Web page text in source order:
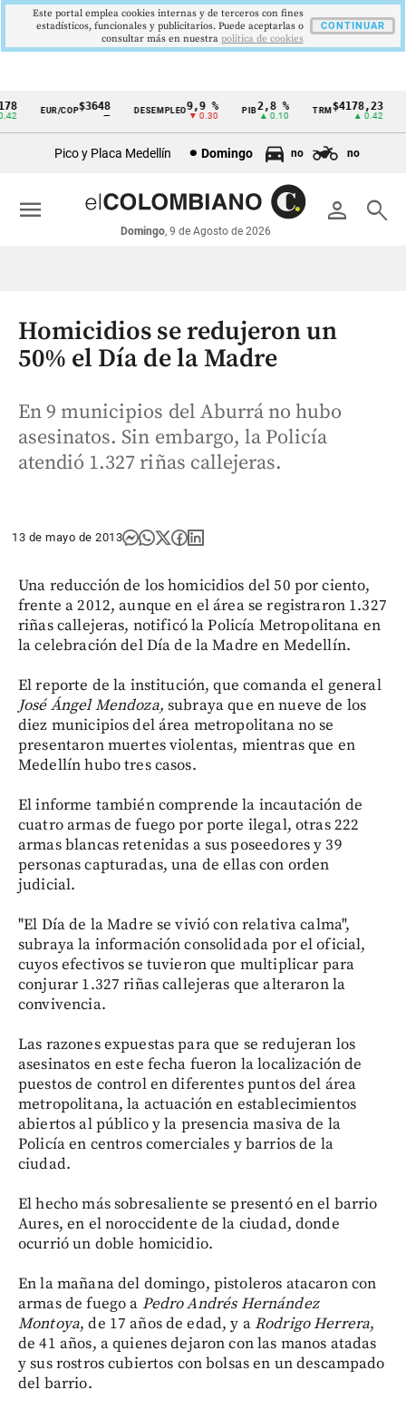
Cintillo
económicos
Colombia
EUR/COP$3648 DESEMPLEO 9,9 %
▼ 0.30
PIB2,8 %
▲ 0.10
TRM$4178,23
▲ 0.42
Pico y Placa Medellín Domingo no no
person search
Domingo, 9 de Agosto de 2026
menu
Homicidios se redujeron un
50% el Día de la Madre
En 9 municipios del Aburrá no hubo
asesinatos. Sin embargo, la Policía
atendió 1.327 riñas callejeras.
13 de mayo de 2013
Una reducción de los homicidios del 50 por ciento,
frente a 2012, aunque en el área se registraron 1.327
riñas callejeras, notificó la Policía Metropolitana en
la celebración del Día de la Madre en Medellín.
El reporte de la institución, que comanda el general
José Ángel Mendoza, subraya que en nueve de los
diez municipios del área metropolitana no se
presentaron muertes violentas, mientras que en
Medellín hubo tres casos.
El informe también comprende la incautación de
cuatro armas de fuego por porte ilegal, otras 222
armas blancas retenidas a sus poseedores y 39
personas capturadas, una de ellas con orden
judicial.
"El Día de la Madre se vivió con relativa calma",
subraya la información consolidada por el oficial,
cuyos efectivos se tuvieron que multiplicar para
conjurar 1.327 riñas callejeras que alteraron la
convivencia.
Las razones expuestas para que se redujeran los
asesinatos en este fecha fueron la localización de
puestos de control en diferentes puntos del área
metropolitana, la actuación en establecimientos
abiertos al público y la presencia masiva de la
Policía en centros comerciales y barrios de la
ciudad.
El hecho más sobresaliente se presentó en el barrio
Aures, en el noroccidente de la ciudad, donde
ocurrió un doble homicidio.
En la mañana del domingo, pistoleros atacaron con
armas de fuego a Pedro Andrés Hernández
Montoya, de 17 años de edad, y aRodrigo Herrera,
de 41 años, a quienes dejaron con las manos atadas
y sus rostros cubiertos con bolsas en un descampado
del barrio.
Este portal emplea cookies internas y de terceros con fines
estadísticos, funcionales y publicitarios. Puede aceptarlas o
consultar más en nuestra politica de cookies
CONTINUAR